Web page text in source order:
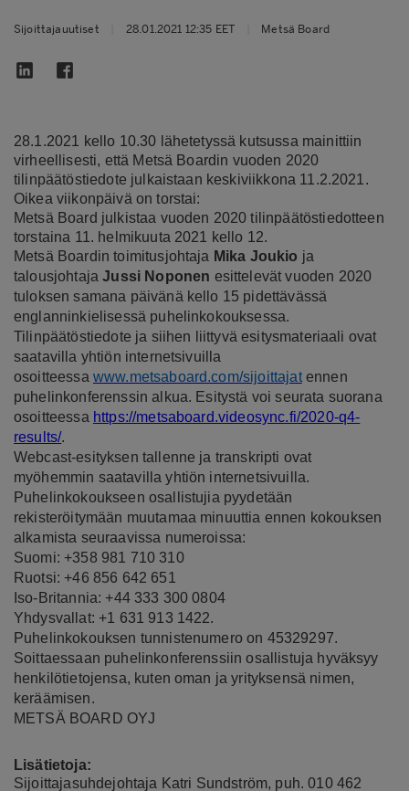
Sijoittajauutiset 28.01.2021 12:35 EET Metsä Board
28.1.2021 kello 10.30 lähetetyssä kutsussa mainittiin
virheellisesti, että Metsä Boardin vuoden 2020
tilinpäätöstiedote julkaistaan keskiviikkona 11.2.2021.
Oikea viikonpäivä on torstai:
Metsä Board julkistaa vuoden 2020 tilinpäätöstiedotteen
torstaina 11. helmikuuta 2021 kello 12.
Metsä Boardin toimitusjohtaja Mika Joukio ja
talousjohtajaJussi Noponen esittelevät vuoden 2020
tuloksen samana päivänä kello 15 pidettävässä
englanninkielisessä puhelinkokouksessa.
Tilinpäätöstiedote ja siihen liittyvä esitysmateriaali ovat
saatavilla yhtiön internetsivuilla
osoitteessa www.metsaboard.com/sijoittajatennen
puhelinkonferenssin alkua. Esitystä voi seurata suorana
osoitteessa https://metsaboard.videosync.fi/2020-q4-
results/.
Webcast-esityksen tallenne ja transkripti ovat
myöhemmin saatavilla yhtiön internetsivuilla.
Puhelinkokoukseen osallistujia pyydetään
rekisteröitymään muutamaa minuuttia ennen kokouksen
alkamista seuraavissa numeroissa:
Suomi: +358 981 710 310
Ruotsi: +46 856 642 651
Iso-Britannia: +44 333 300 0804
Yhdysvallat: +1 631 913 1422.
Puhelinkokouksen tunnistenumero on 45329297.
Soittaessaan puhelinkonferenssiin osallistuja hyväksyy
henkilötietojensa, kuten oman ja yrityksensä nimen,
keräämisen.
METSÄ BOARD OYJ
Lisätietoja:
Sijoittajasuhdejohtaja Katri Sundström, puh. 010 462